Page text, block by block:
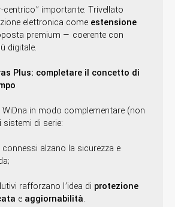
centrico” importante: Trivellato
elettronica come estensione
premium — coerente con
digitale.
Plus: completare il concetto di
in modo complementare (non
di serie:
connessi alzano la sicurezza e
rafforzano l’idea di protezione
e aggiornabilità.